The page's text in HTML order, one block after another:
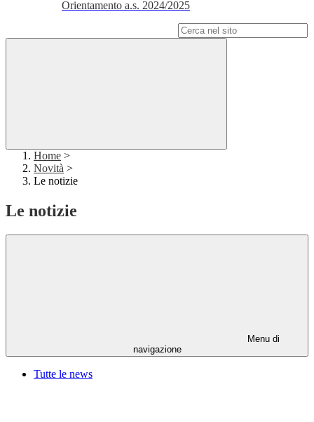
Orientamento a.s. 2024/2025
Home >
Novità >
Le notizie
Le notizie
Menu di
navigazione
Tutte le news